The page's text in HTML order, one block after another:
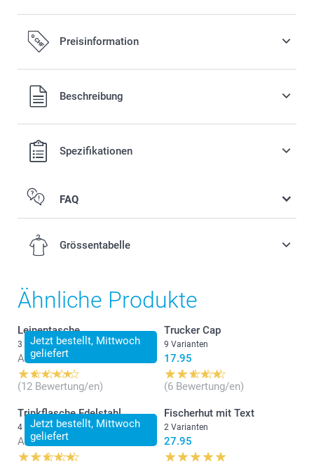
Preisinformation
Alle Preise verstehen sich in Schweizer Franken (CHF) inkl.
MwSt. und zzgl. Versandkosten.
Beschreibung
Spezifikationen
FAQ
Grössentabelle
2-4 Jahre
50-51 cm
4-6 Jahre
51-52 cm
6-8 Jahre
Ähnliche Produkte
Jetzt bestellt, Mittwoch
geliefert
Leinentasche
3 Varianten
Ab 16.95
(12 Bewertung/en)
Trucker Cap
9 Varianten
17.95
(6 Bewertung/en)
Jetzt bestellt, Mittwoch
geliefert
Trinkflasche Edelstahl
4 Varianten
Ab 24.95
Fischerhut mit Text
2 Varianten
27.95